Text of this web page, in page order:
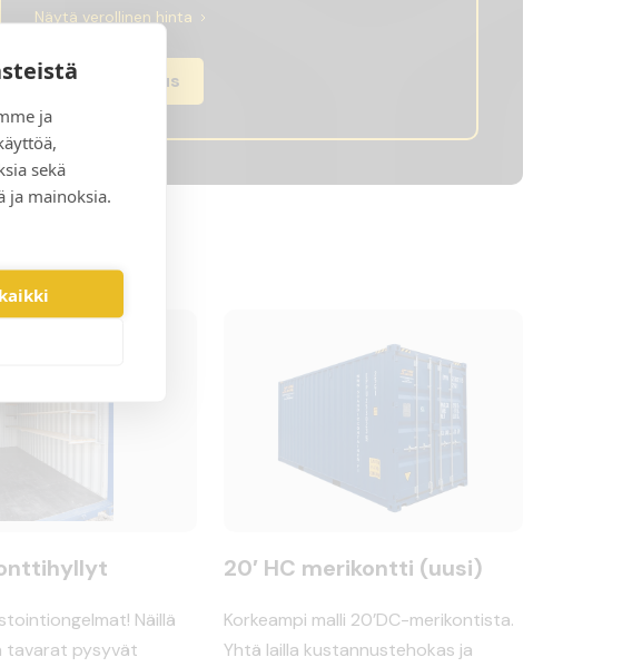
ja
sekä
ja mainoksia.
Näytä verollinen hinta
Pyydä tarjous
Näillä
tavarat pysyvät
20′ HC merikontti (uusi)
Korkeampi malli 20’DC-merikontista.
Yhtä lailla kustannustehokas ja